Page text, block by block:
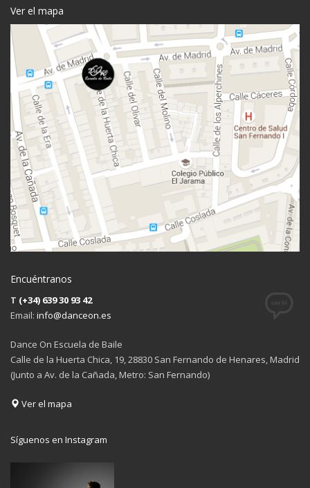
Ver el mapa
Encuéntranos
T (+34) 639 30 93 42
Email: info@danceon.es
Dance On Escuela de Baile
Calle de la Huerta Chica, 19, 28830 San Fernando de Henares, Madrid
(Junto a Av. de la Cañada, Metro: San Fernando)
Ver el mapa
Síguenos en Instagram